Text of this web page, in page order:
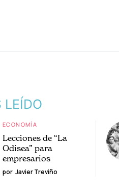
LEÍDO
ECONOMÍA
Lecciones de “La
Odisea” para
empresarios
por Javier Treviño